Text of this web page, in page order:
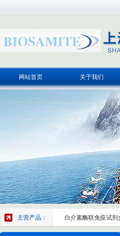
网站首页 关于我们
主营产品： 白介素酶联免疫试